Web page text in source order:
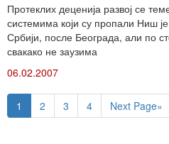
Протеклих деценија развој се
системима који су пропали Ниш
Србији, после Београда, али по
свакако не заузима
06.02.2007
1 2 3 4 Next Page»